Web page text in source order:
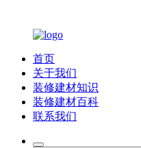
首页
关于我们
装修建材知识
装修建材百科
联系我们